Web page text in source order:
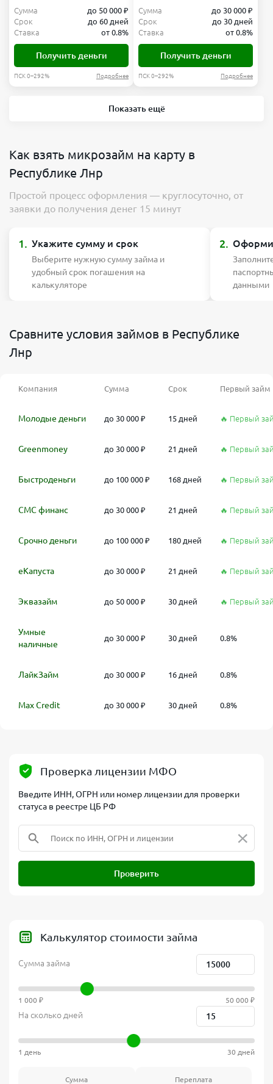
Сумма
до 50 000 ₽
Срок
до 60 дней
Ставка
от 0.8%
Получить деньги
ПСК 0–292% Подробнее
Сумма
до 30 000 ₽
Срок
до 30 дней
Ставка
от 0.8%
Получить деньги
ПСК 0–292% Подробнее
Показать ещё
Как взять микрозайм на карту в
Республике Лнр
Простой процесс оформления — круглосуточно, от
заявки до получения денег 15 минут
1. Укажите сумму и срок
Выберите нужную сумму займа и
удобный срок погашения на
калькуляторе
2.
данными
Сравните условия займов в Республике
Лнр
Компания Сумма Срок Первый займ
Молодые деньги до 30 000 ₽ 15 дней 🔥 Первый
Greenmoney до 30 000 ₽ 21 дней 🔥 Первый
Быстроденьги до 100 000 ₽ 168 дней 🔥 Первый
СМС финанс до 30 000 ₽ 21 дней 🔥 Первый
Срочно деньги до 100 000 ₽ 180 дней 🔥 Первый
еКапуста до 30 000 ₽ 21 дней 🔥 Первый
Эквазайм до 50 000 ₽ 30 дней 🔥 Первый
Умные
наличные
до 30 000 ₽ 30 дней 0.8%
ЛайкЗайм до 30 000 ₽ 16 дней 0.8%
Max Credit до 30 000 ₽ 30 дней 0.8%
Проверка лицензии МФО
Введите ИНН, ОГРН или номер лицензии для проверки
статуса в реестре ЦБ РФ
Проверить
×
Калькулятор стоимости займа
Сумма займа
1 000 ₽ 50 000 ₽
На сколько дней
1 день 30 дней
Сумма Переплата